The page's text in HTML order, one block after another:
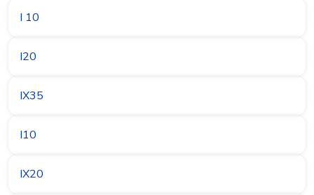
I 10
I20
IX35
I10
IX20